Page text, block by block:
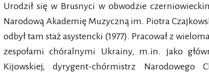
Urodził się w Brusnyci w obwodzie
Narodową Akademię Muzyczną im. Piotra
odbył tam staż asystencki (1977). Pracował z
zespołami chóralnymi Ukrainy, m.in. jako
Kijowskiej, dyrygent-chórmistrz